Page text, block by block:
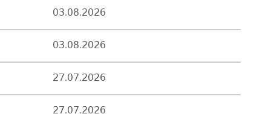
03.08.2026
03.08.2026
27.07.2026
27.07.2026